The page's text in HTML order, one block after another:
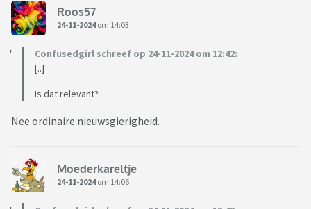
Roos57
24-11-2024om 14:03
Confusedgirl schreef op 24-11-2024 om 12:42:
[..]
Is dat relevant?
Nee ordinaire nieuwsgierigheid.
Moederkareltje
24-11-2024om 14:06